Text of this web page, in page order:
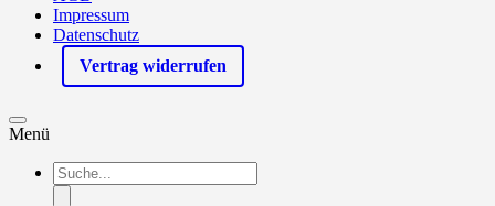
Impressum
Datenschutz
Vertrag widerrufen
Menü
Products
search